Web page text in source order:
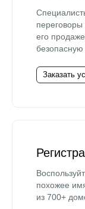
его
безопасную
Заказать
похожее
из 700+